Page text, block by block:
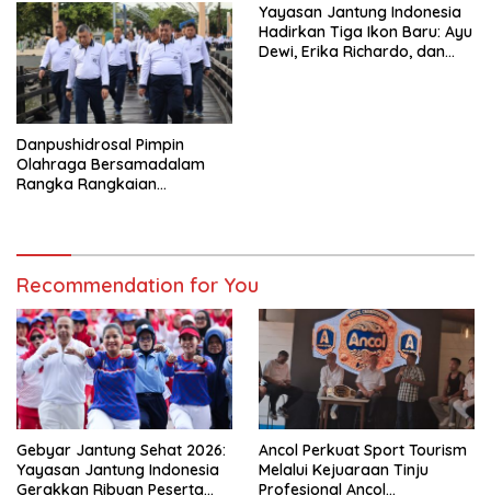
Danpushidrosal Pimpin
Olahraga Bersamadalam
Rangka Rangkaian
Yayasan Jantung Indonesia
Hadirkan Tiga Ikon Baru: Ayu
Dewi, Erika Richardo, dan
Recommendation for You
Gebyar Jantung Sehat 2026:
Yayasan Jantung Indonesia
Gerakkan Ribuan Peserta
Ancol Perkuat Sport Tourism
Melalui Kejuaraan Tinju
Profesional Ancol